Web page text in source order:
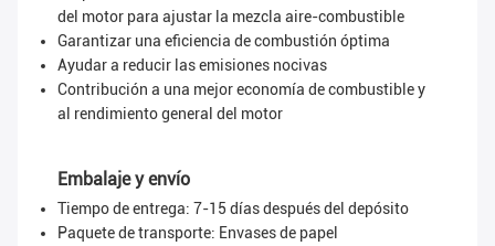
del motor para ajustar la mezcla aire-combustible
Garantizar una eficiencia de combustión óptima
Ayudar a reducir las emisiones nocivas
Contribución a una mejor economía de combustible y
al rendimiento general del motor
Embalaje y envío
Tiempo de entrega: 7-15 días después del depósito
Paquete de transporte: Envases de papel